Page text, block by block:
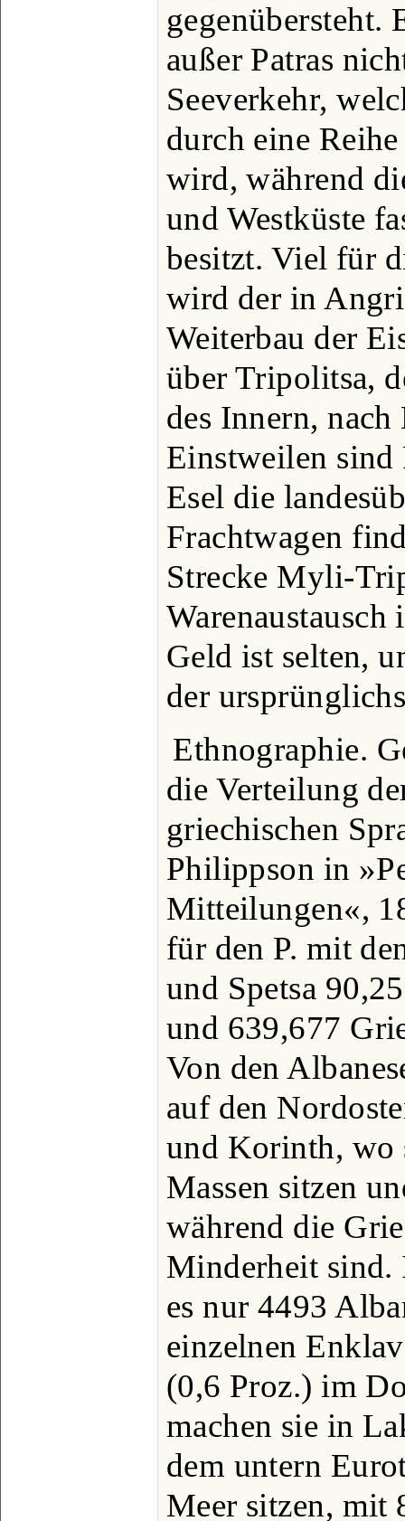
gegenübersteht.
außer Patras
Seeverkehr,
durch eine
wird, während
und Westküste
besitzt. Viel für
wird der in
Weiterbau der
über Tripolitsa,
des Innern,
Einstweilen sind
Esel die
Frachtwagen
Strecke Myli-
Geld ist selten,
der
Ethnographie.
die Verteilung
griechischen
Philippson in
Mitteilungen«,
für den P. mit
und Spetsa
und 639,677
Von den
auf den
und Korinth, wo
Massen sitzen
während die
Minderheit
es nur 4493
einzelnen
(0,6 Proz.) im
machen sie in
dem untern
Meer sitzen, mit